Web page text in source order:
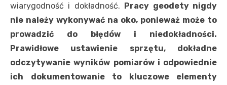
wiarygodność i dokładność. Pracy geodety nigdy
nie należy wykonywać na oko, ponieważ może to
prowadzić do błędów i niedokładności.
Prawidłowe ustawienie sprzętu, dokładne
odczytywanie wyników pomiarów i odpowiednie
ich dokumentowanie to kluczowe elementy